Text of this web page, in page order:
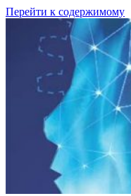
Перейти к содержимому